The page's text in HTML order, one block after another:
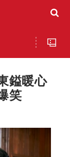
鎰暖心
笑